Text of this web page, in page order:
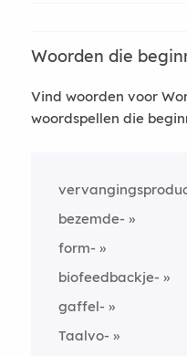
Woorden die
Vind woorden voor
woordspellen die
bezemde-
form-
biofeedbackje-
gaffel-
Taalvo-